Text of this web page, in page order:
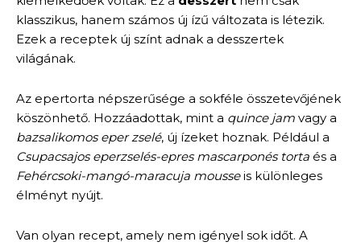
klasszikus, hanem számos új ízű változata is létezik.
Ezek a receptek új színt adnak a desszertek
világának.
Az epertorta népszerűsége a sokféle összetevőjének
köszönhető. Hozzáadottak, mint a quince jam vagy a
bazsalikomos eper zselé, új ízeket hoznak. Például a
Csupacsajos eperzselés-epres mascarponés torta és a
Fehércsoki-mangó-maracuja mousseis különleges
élményt nyújt.
Van olyan recept, amely nem igényel sok időt. A